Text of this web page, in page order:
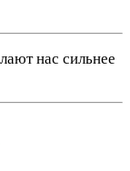
нас сильнее